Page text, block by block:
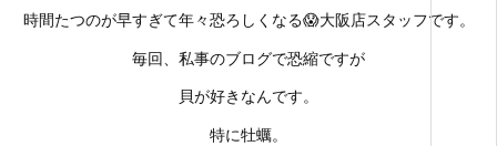
時間たつのが早すぎて年々恐ろしくなる😱大阪店スタッフです。
毎回、私事のブログで恐縮ですが
貝が好きなんです。
特に牡蠣。